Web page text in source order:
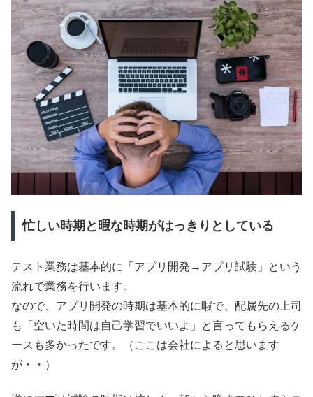
忙しい時期と暇な時期がはっきりとしている
テスト業務は基本的に「アプリ開発→アプリ試験」という
流れで業務を行います。
なので、アプリ開発の時期は基本的に暇で、配属先の上司
も「空いた時間は自己学習でいいよ」と言ってもらえるケ
ースも多かったです。（ここは会社によると思います
が・・）